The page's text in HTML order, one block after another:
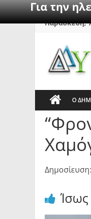
Για την
SkipΠαρασκευή,
Ο